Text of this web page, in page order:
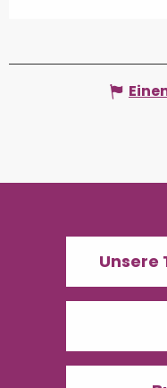
Unsere